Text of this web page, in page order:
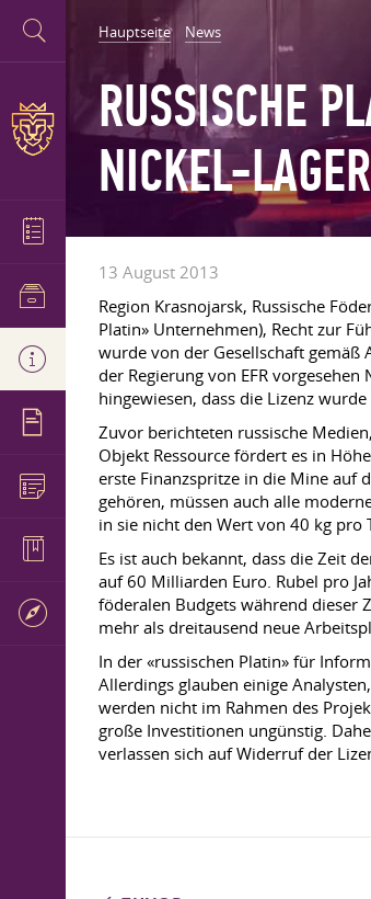
Hauptseite News
RUSSISCHE
NICKEL-
13 August 2013
Region Krasnojarsk, Russische
Platin» Unternehmen), Recht zur
wurde von der Gesellschaft gemäß
der Regierung von EFR
hingewiesen, dass die Lizenz
Zuvor berichteten russische
Objekt Ressource fördert es in
erste Finanzspritze in die Mine auf
gehören, müssen auch alle
in sie nicht den Wert von 40 kg pro
Es ist auch bekannt, dass die Zeit
auf 60 Milliarden Euro. Rubel pro
föderalen Budgets während dieser
mehr als dreitausend neue
In der «russischen Platin» für
Allerdings glauben einige
werden nicht im Rahmen des
große Investitionen ungünstig.
verlassen sich auf Widerruf der